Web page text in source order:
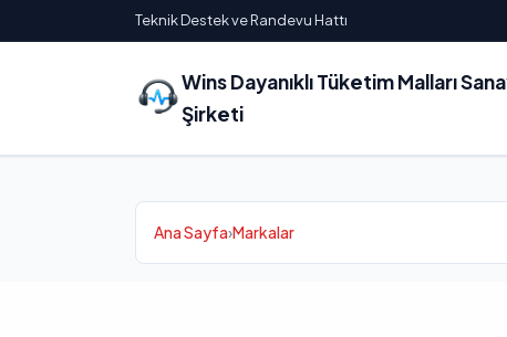
Teknik Destek ve Randevu Hattı
Wins Dayanıklı Tüketim Malları
Şirketi
Ana Sayfa›Markalar